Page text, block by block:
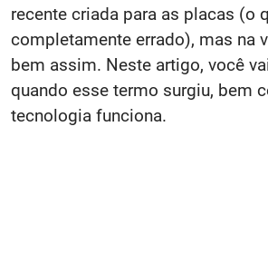
recente criada para as placas (o
completamente errado), mas na
bem assim. Neste artigo, você
quando esse termo surgiu, bem
tecnologia funciona.